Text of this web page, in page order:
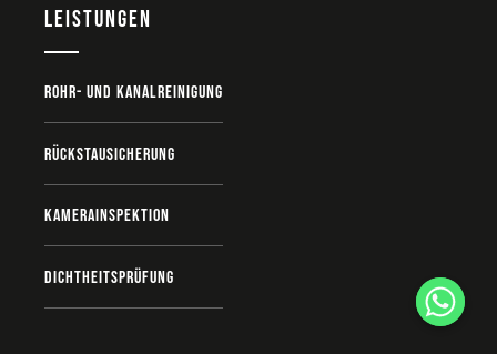
Leistungen
Rohr- und Kanalreinigung
Rückstausicherung
Kamerainspektion
Dichtheitsprüfung